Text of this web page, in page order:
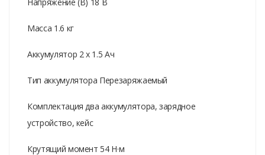
Масса 1.6 кг
Аккумулятор 2 x 1.5 Aч
Тип аккумулятора Перезаряжаемый
Комплектация два аккумулятора, зарядное
устройство, кейс
Крутящий момент 54 Н·м